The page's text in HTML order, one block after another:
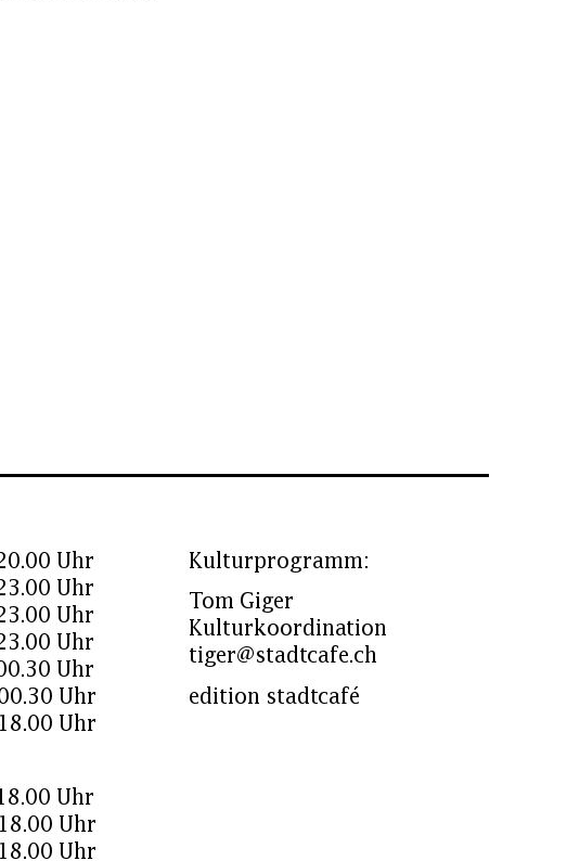
Uhr
Uhr
Uhr
Uhr
Uhr
Uhr
Uhr
Uhr
Uhr
Uhr
Kulturprogramm:
Tom Giger
Kulturkoordination
tiger@stadtcafe.ch
edition stadtcafé